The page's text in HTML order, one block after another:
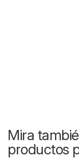
Mira
productos